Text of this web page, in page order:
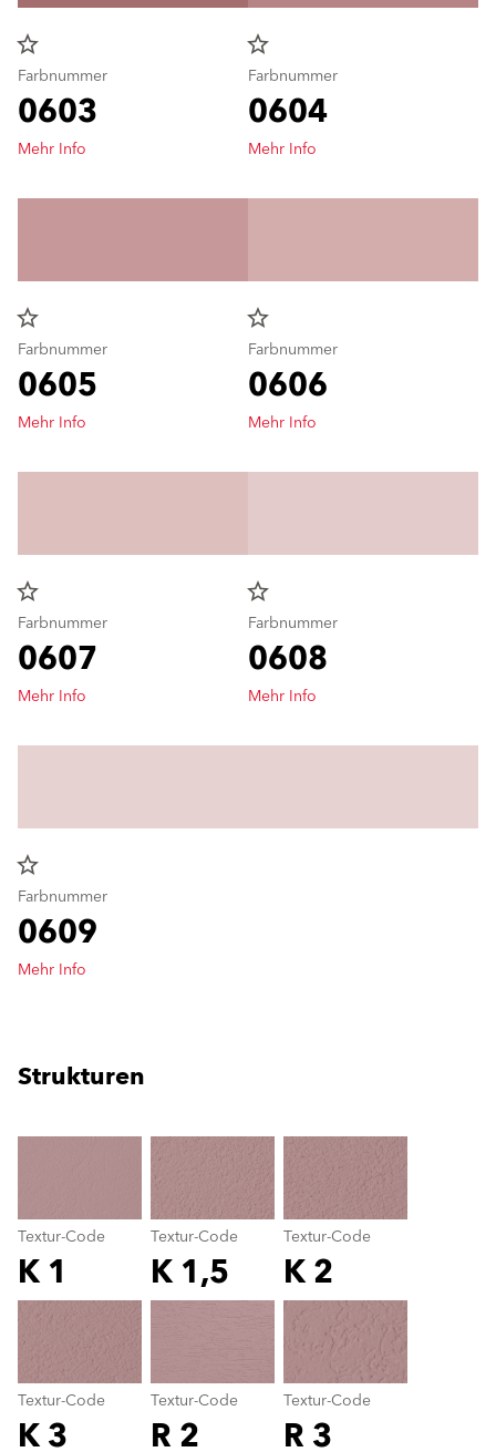
star_border
Farbnummer
0603
Mehr Info
star_border
Farbnummer
0604
Mehr Info
star_border
Farbnummer
0605
Mehr Info
star_border
Farbnummer
0606
Mehr Info
star_border
Farbnummer
0607
Mehr Info
star_border
Farbnummer
0608
Mehr Info
star_border
Farbnummer
0609
Mehr Info
Strukturen
Textur-Code
K 1
Textur-Code
K 1,5
Textur-Code
K 2
Textur-Code
K 3
Textur-Code
R 2
Textur-Code
R 3
Textur-Code
color_name